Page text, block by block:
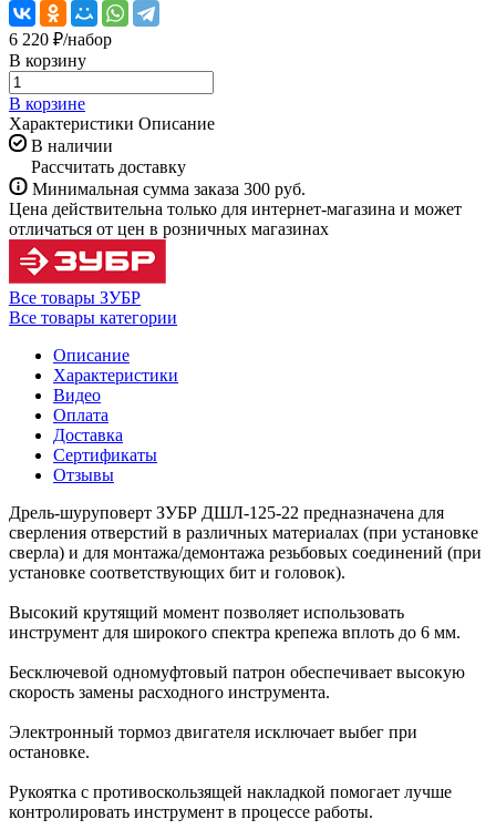
6 220 ₽/набор
В корзину
В корзине
Характеристики Описание
В наличии
Рассчитать доставку
Минимальная сумма заказа 300 руб.
Цена действительна только для интернет-магазина и может
отличаться от цен в розничных магазинах
Все товары ЗУБР
Все товары категории
Описание
Характеристики
Видео
Оплата
Доставка
Сертификаты
Отзывы
Дрель-шуруповерт ЗУБР ДШЛ-125-22 предназначена для
сверления отверстий в различных материалах (при установке
сверла) и для монтажа/демонтажа резьбовых соединений (при
установке соответствующих бит и головок).
Высокий крутящий момент позволяет использовать
инструмент для широкого спектра крепежа вплоть до 6 мм.
Бесключевой одномуфтовый патрон обеспечивает высокую
скорость замены расходного инструмента.
Электронный тормоз двигателя исключает выбег при
остановке.
Рукоятка с противоскользящей накладкой помогает лучше
контролировать инструмент в процессе работы.